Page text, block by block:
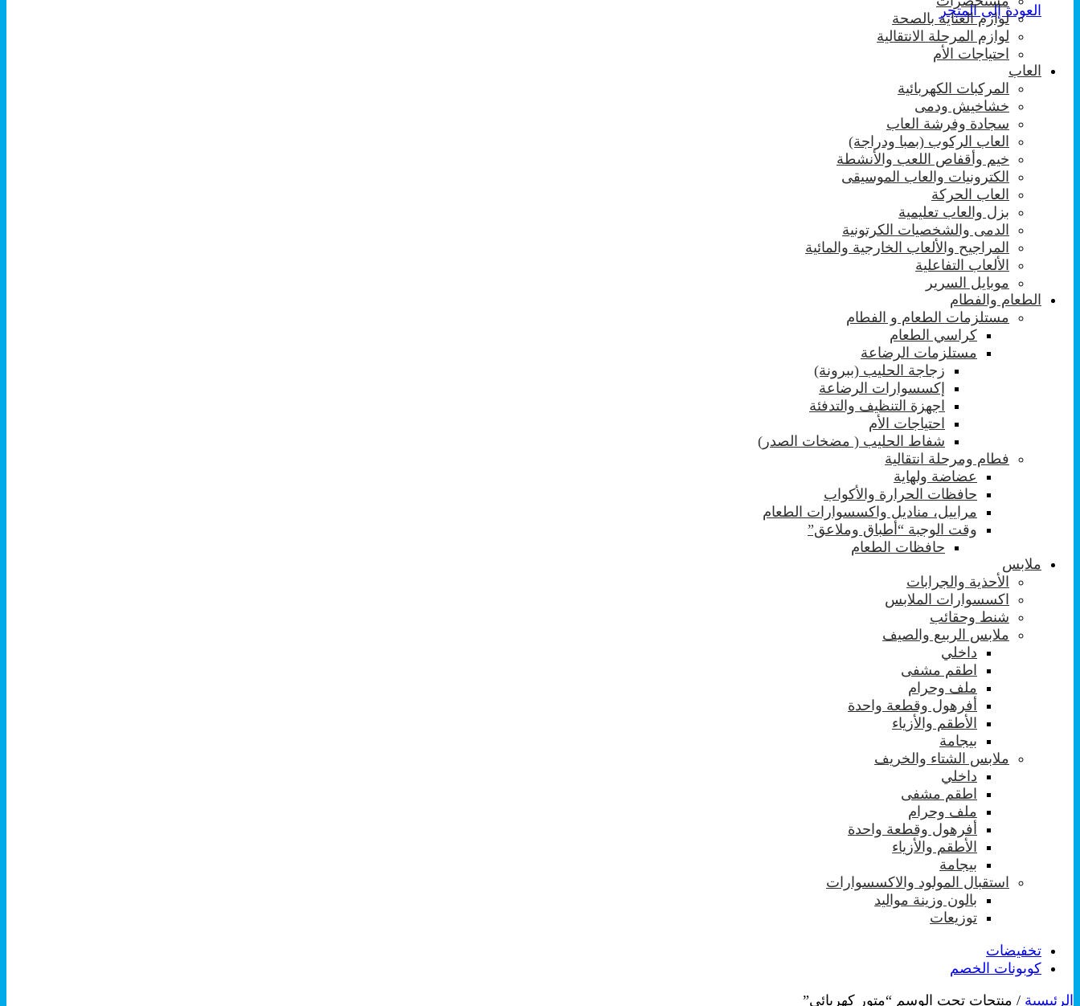
العودة إلى المتجر
لوازم العناية بالصحة
لوازم المرحلة الانتقالية
احتياجات الأم
العاب
المركبات الكهربائية
خشاخيش ودمى
سجادة وفرشة العاب
العاب الركوب (بمبا ودراجة)
خيم وأقفاص اللعب والأنشطة
الكترونيات والعاب الموسيقى
العاب الحركة
بزل والعاب تعليمية
الدمى والشخصيات الكرتونية
المراجيح والألعاب الخارجية والمائية
الألعاب التفاعلية
موبايل السرير
الطعام والفطام
مستلزمات الطعام و الفطام
كراسي الطعام
مستلزمات الرضاعة
زجاجة الحليب (ببرونة)
إكسسوارات الرضاعة
اجهزة التنظيف والتدفئة
احتياجات الأم
شفاط الحليب ( مضخات الصدر)
فطام ومرحلة انتقالية
عضاضة ولهاية
حافظات الحرارة والأكواب
مراييل، مناديل واكسسوارات الطعام
وقت الوجبة “أطباق وملاعق”
حافظات الطعام
ملابس
الأحذية والجرابات
اكسسوارات الملابس
شنط وحقائب
ملابس الربيع والصيف
داخلي
اطقم مشفى
ملف وحرام
أفرهول وقطعة واحدة
الأطقم والأزياء
بيجامة
ملابس الشتاء والخريف
داخلي
اطقم مشفى
ملف وحرام
أفرهول وقطعة واحدة
الأطقم والأزياء
بيجامة
استقبال المولود والاكسسوارات
بالون وزينة مواليد
توزيعات
تخفيضات
كوبونات الخصم
الرئيسية / منتجات تحت الوسم “متور كهربائي”